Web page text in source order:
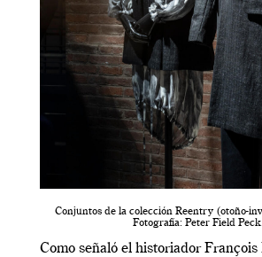
Conjuntos de la colección Reentry (otoño-
Fotografía: Peter Field
Como señaló el historiador François